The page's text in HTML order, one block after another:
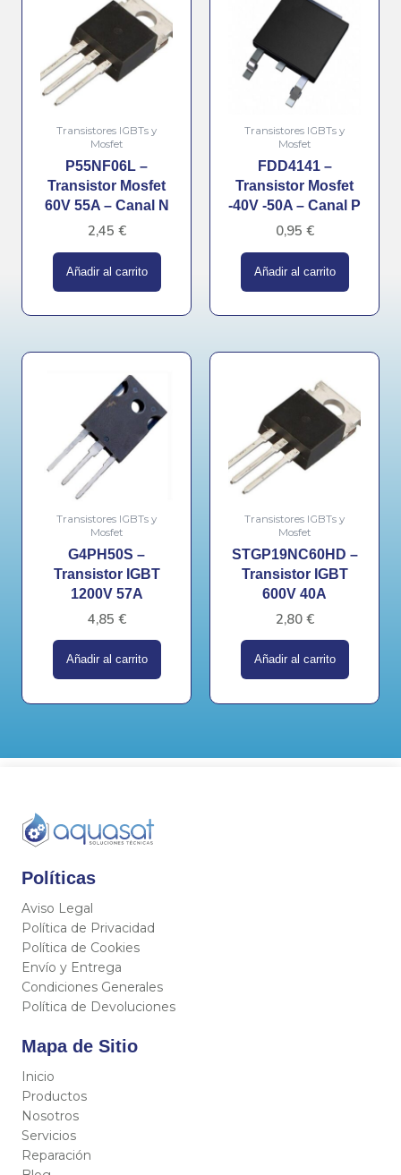
Transistores IGBTs y
Mosfet
P55NF06L –
Transistor Mosfet
60V 55A – Canal N
2,45 €
Añadir al carrito
Transistores IGBTs y
Mosfet
FDD4141 –
Transistor Mosfet
-40V -50A – Canal P
0,95 €
Añadir al carrito
Transistores IGBTs y
Mosfet
G4PH50S –
Transistor IGBT
1200V 57A
4,85 €
Añadir al carrito
Transistores IGBTs y
Mosfet
STGP19NC60HD –
Transistor IGBT
600V 40A
2,80 €
Añadir al carrito
Políticas
Aviso Legal
Política de Privacidad
Política de Cookies
Envío y Entrega
Condiciones Generales
Política de Devoluciones
Mapa de Sitio
Inicio
Productos
Nosotros
Servicios
Reparación